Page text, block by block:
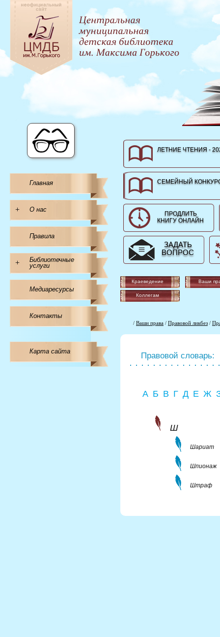
Главная
+ О нас
Правила
+
Библиотечные
услуги
Медиаресурсы
Контакты
Карта сайта
ЛЕТНИЕ ЧТЕНИЯ -
СЕМЕЙНЫЙ
ПРОДЛИТЬ
КНИГУ ОНЛАЙН
ЗАДАТЬ
ВОПРОС
Краеведение Ваши
Коллегам
/ Ваши права / Правовой ликбез /
Правовой словарь:
А Б В Г Д Е Ж
Ш
Шариат
Шпионаж
Штраф